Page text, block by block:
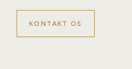
KONTAKT OS